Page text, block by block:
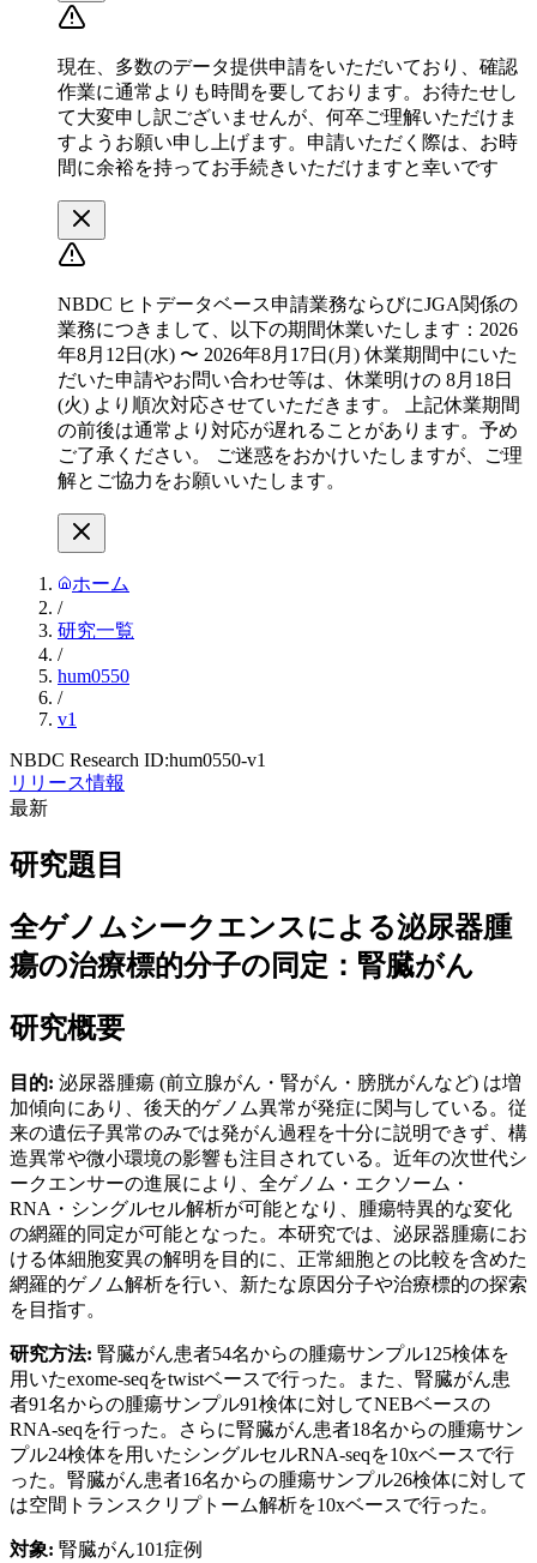
現在、多数のデータ提供申請をいただいており、確認
作業に通常よりも時間を要しております。お待たせし
て大変申し訳ございませんが、何卒ご理解いただけま
すようお願い申し上げます。申請いただく際は、お時
間に余裕を持ってお手続きいただけますと幸いです
NBDC ヒトデータベース申請業務ならびにJGA関係の
業務につきまして、以下の期間休業いたします：2026
年8月12日(水) 〜 2026年8月17日(月) 休業期間中にいた
だいた申請やお問い合わせ等は、休業明けの 8月18日
(火) より順次対応させていただきます。 上記休業期間
の前後は通常より対応が遅れることがあります。予め
ご了承ください。 ご迷惑をおかけいたしますが、ご理
解とご協力をお願いいたします。
ホーム
/
研究一覧
/
hum0550
/
v1
NBDC Research ID:hum0550-v1
リリース情報
最新
研究題目
全ゲノムシークエンスによる泌尿器腫
瘍の治療標的分子の同定：腎臓がん
研究概要
目的: 泌尿器腫瘍 (前立腺がん・腎がん・膀胱がんなど) は増
加傾向にあり、後天的ゲノム異常が発症に関与している。従
来の遺伝子異常のみでは発がん過程を十分に説明できず、構
造異常や微小環境の影響も注目されている。近年の次世代シ
ークエンサーの進展により、全ゲノム・エクソーム・
RNA・シングルセル解析が可能となり、腫瘍特異的な変化
の網羅的同定が可能となった。本研究では、泌尿器腫瘍にお
ける体細胞変異の解明を目的に、正常細胞との比較を含めた
網羅的ゲノム解析を行い、新たな原因分子や治療標的の探索
を目指す。
研究方法: 腎臓がん患者54名からの腫瘍サンプル125検体を
用いたexome-seqをtwistベースで行った。また、腎臓がん患
者91名からの腫瘍サンプル91検体に対してNEBベースの
RNA-seqを行った。さらに腎臓がん患者18名からの腫瘍サン
プル24検体を用いたシングルセルRNA-seqを10xベースで行
った。腎臓がん患者16名からの腫瘍サンプル26検体に対して
は空間トランスクリプトーム解析を10xベースで行った。
対象: 腎臓がん101症例